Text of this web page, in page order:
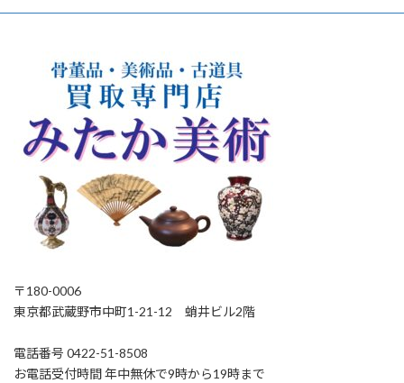
〒180-0006
東京都武蔵野市中町1-21-12 蛸井ビル2階
電話番号 0422-51-8508
お電話受付時間 年中無休で9時から19時まで